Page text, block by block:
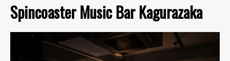
Spincoaster Music Bar Kagurazaka